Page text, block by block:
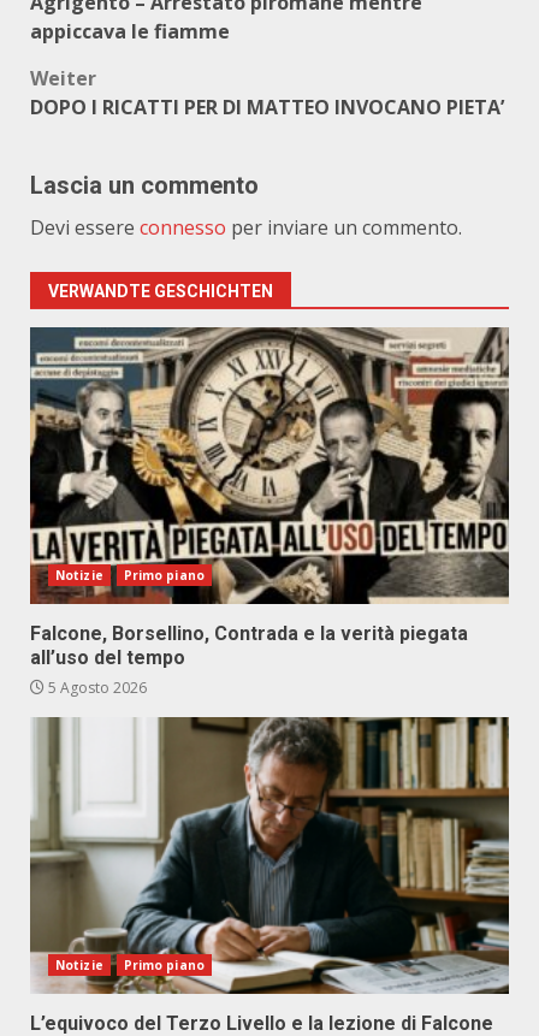
appiccava le fiamme
Weiter
DOPO I RICATTI PER DI MATTEO INVOCANO PIETA’
Lascia un commento
Devi essere connesso per inviare un commento.
VERWANDTE GESCHICHTEN
Notizie Primo piano
Falcone, Borsellino, Contrada e la verità piegata
all’uso del tempo
5 Agosto 2026
Notizie Primo piano
L’equivoco del Terzo Livello e la lezione di Falcone